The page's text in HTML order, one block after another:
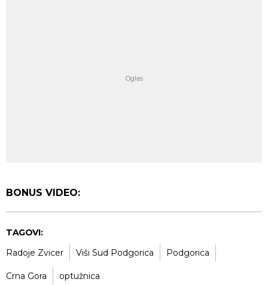
BONUS VIDEO:
TAGOVI:
Radoje Zvicer
Viši Sud Podgorica Podgorica
Crna Gora optužnica